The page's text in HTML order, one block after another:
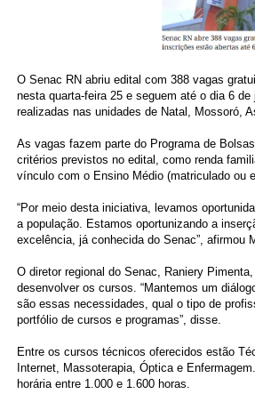
O Senac RN abriu edital com 388 vagas
nesta quarta-feira 25 e seguem até o dia 6
realizadas nas unidades de Natal, Mossoró,
As vagas fazem parte do Programa de
critérios previstos no edital, como renda
vínculo com o Ensino Médio (matriculado ou
“Por meio desta iniciativa, levamos
a população. Estamos oportunizando a
excelência, já conhecida do Senac”, afirmou
O diretor regional do Senac, Raniery
desenvolver os cursos. “Mantemos um
são essas necessidades, qual o tipo de
portfólio de cursos e programas”, disse.
Entre os cursos técnicos oferecidos estão
Internet, Massoterapia, Óptica e
horária entre 1.000 e 1.600 horas.